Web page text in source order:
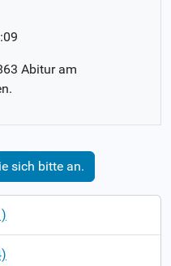
Abitur am
sich bitte an.